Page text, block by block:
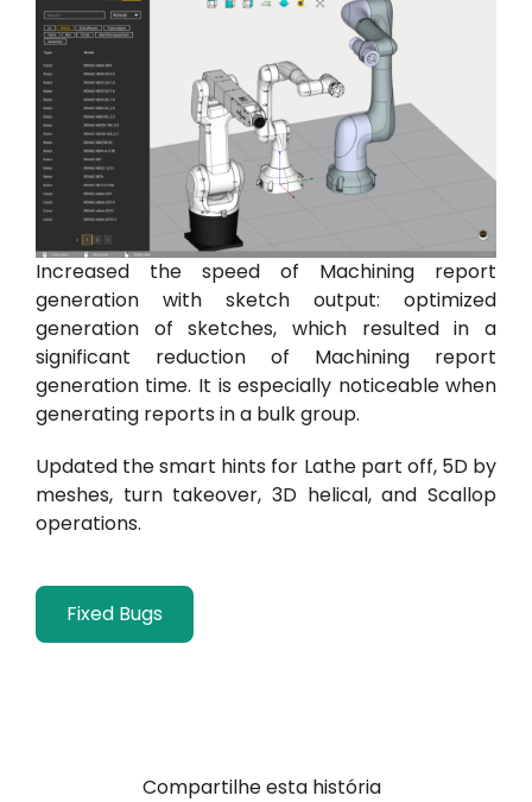
Increased the speed of Machining report
generation with sketch output: optimized
generation of sketches, which resulted in a
significant reduction of Machining report
generation time. It is especially noticeable when
generating reports in a bulk group.
Updated the smart hints for Lathe part off, 5D by
meshes, turn takeover, 3D helical, and Scallop
operations.
Fixed Bugs
Compartilhe esta história